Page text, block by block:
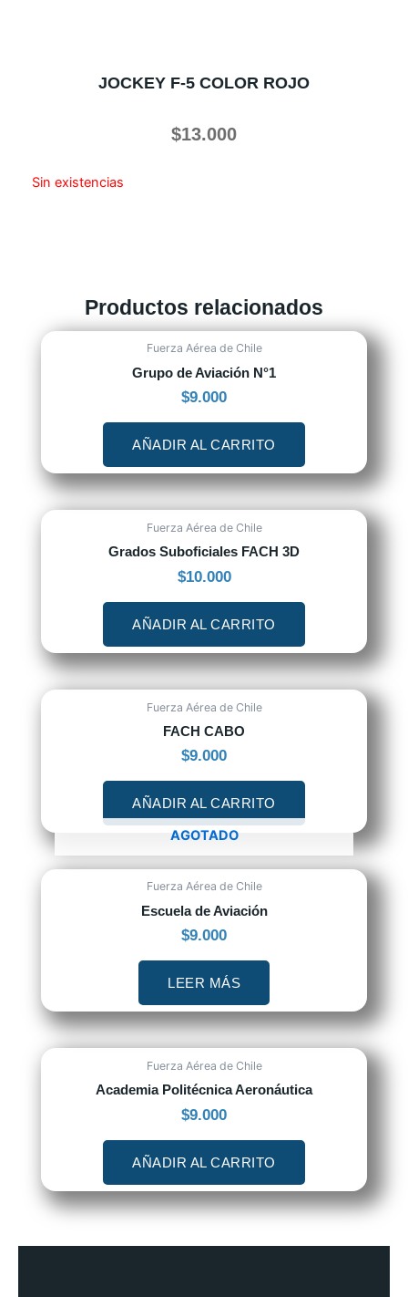
JOCKEY F-5 COLOR ROJO
$13.000
Sin existencias
Productos relacionados
Fuerza Aérea de Chile
Grupo de Aviación N°1
$9.000
AÑADIR AL CARRITO
Fuerza Aérea de Chile
Grados Suboficiales FACH 3D
$10.000
AÑADIR AL CARRITO
Fuerza Aérea de Chile
FACH CABO
$9.000
AÑADIR AL CARRITO
AGOTADO
Fuerza Aérea de Chile
Escuela de Aviación
$9.000
LEER MÁS
Fuerza Aérea de Chile
Academia Politécnica Aeronáutica
$9.000
AÑADIR AL CARRITO